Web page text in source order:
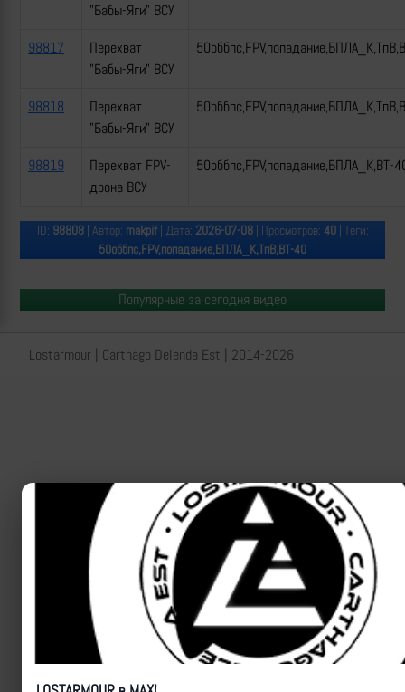
"Бабы-Яги" ВСУ
98817
Перехват
"Бабы-Яги" ВСУ
98818
Перехват
"Бабы-Яги" ВСУ
98819
Перехват FPV-
дрона ВСУ
50оббпс,FPV,попадание,БПЛА_К,ВТ-
ID: 98808| Автор: makpif| Дата: 2026-07-08| Просмотров: 40| Теги:
50оббпс,FPV,попадание,БПЛА_К,ТпВ,ВТ-40
Популярные за сегодня видео
Lostarmour | Carthago Delenda Est | 2014-2026